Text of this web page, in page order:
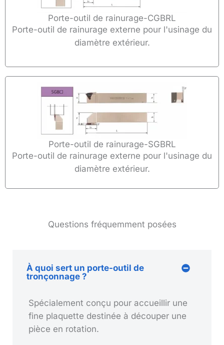
Porte-outil de rainurage-CGBRL
Porte-outil de rainurage externe pour l'usinage du
diamètre extérieur.
Porte-outil de rainurage-SGBRL
Porte-outil de rainurage externe pour l'usinage du
diamètre extérieur.
Questions fréquemment posées
À quoi sert un porte-outil de
tronçonnage ?
Spécialement conçu pour accueillir une
fine plaquette destinée à découper une
pièce en rotation.